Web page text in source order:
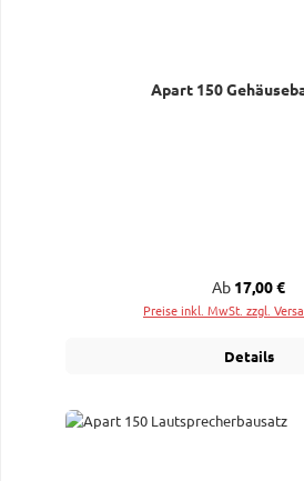
Apart 150
Regulärer
Ab 17,00 €
Preise inkl. MwSt. zzgl.
Details